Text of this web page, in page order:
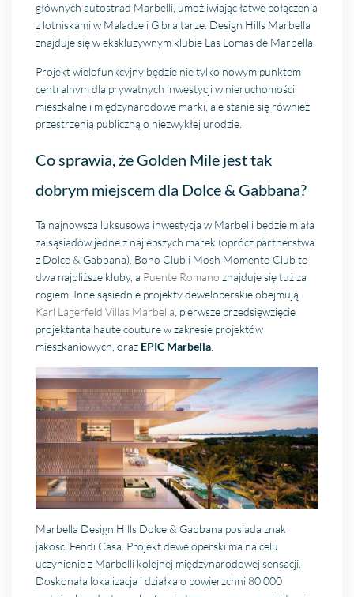
głównych autostrad Marbelli, umożliwiając łatwe połączenia
z lotniskami w Maladze i Gibraltarze. Design Hills Marbella
znajduje się w ekskluzywnym klubie Las Lomas de Marbella.
Projekt wielofunkcyjny będzie nie tylko nowym punktem
centralnym dla prywatnych inwestycji w nieruchomości
mieszkalne i międzynarodowe marki, ale stanie się również
przestrzenią publiczną o niezwykłej urodzie.
Co sprawia, że Golden Mile jest tak
dobrym miejscem dla Dolce & Gabbana?
Ta najnowsza luksusowa inwestycja w Marbelli będzie miała
za sąsiadów jedne z najlepszych marek (oprócz partnerstwa
z Dolce & Gabbana). Boho Club i Mosh Momento Club to
dwa najbliższe kluby, a Puente Romano znajduje się tuż za
rogiem. Inne sąsiednie projekty deweloperskie obejmują
Karl Lagerfeld Villas Marbella , pierwsze przedsięwzięcie
projektanta haute couture w zakresie projektów
mieszkaniowych, oraz EPIC Marbella
Marbella Design Hills Dolce & Gabbana posiada znak
jakości Fendi Casa. Projekt deweloperski ma na celu
uczynienie z Marbelli kolejnej międzynarodowej sensacji.
Doskonała lokalizacja i działka o powierzchni 80 000